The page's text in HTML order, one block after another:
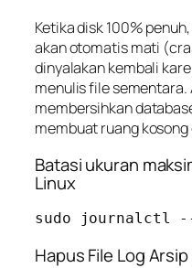
Ketika disk 100%
akan otomatis mati (
dinyalakan kembali
menulis file sementara.
membersihkan
membuat ruang
Batasi ukuran
Linux
sudo journalctl --
Hapus File Log